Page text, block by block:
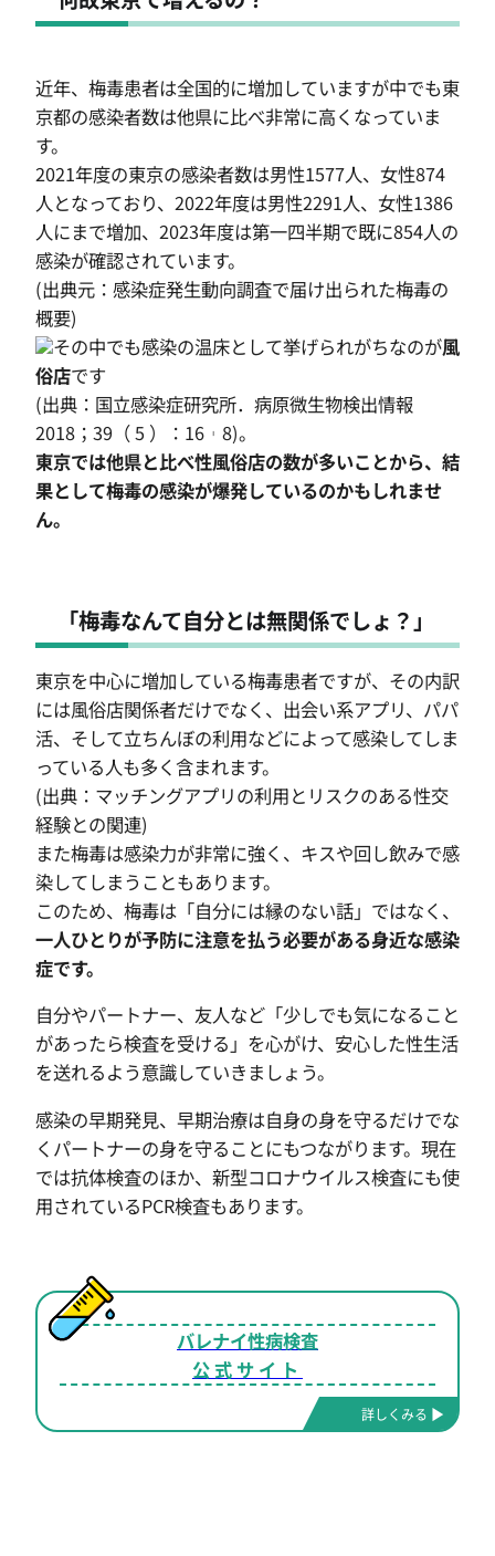
近年、梅毒患者は全国的に増加していますが中でも東
京都の感染者数は他県に比べ非常に高くなっていま
す。
2021年度の東京の感染者数は男性1577人、女性874
人となっており、2022年度は男性2291人、女性1386
人にまで増加、2023年度は第一四半期で既に854人の
感染が確認されています。
(出典元：感染症発生動向調査で届け出られた梅毒の
概要)
その中でも感染の温床として挙げられがちなのが風
俗店です
(出典：国立感染症研究所．病原微生物検出情報
2018；39（ 5 ）：16︲8)。
東京では他県と比べ性風俗店の数が多いことから、結
果として梅毒の感染が爆発しているのかもしれませ
ん。
「梅毒なんて自分とは無関係でしょ？」
東京を中心に増加している梅毒患者ですが、その内訳
には風俗店関係者だけでなく、出会い系アプリ、パパ
活、そして立ちんぼの利用などによって感染してしま
っている人も多く含まれます。
(出典：マッチングアプリの利用とリスクのある性交
経験との関連)
また梅毒は感染力が非常に強く、キスや回し飲みで感
染してしまうこともあります。
このため、梅毒は「自分には縁のない話」ではなく、
一人ひとりが予防に注意を払う必要がある身近な感染
症です。
自分やパートナー、友人など「少しでも気になること
があったら検査を受ける」を心がけ、安心した性生活
を送れるよう意識していきましょう。
感染の早期発見、早期治療は自身の身を守るだけでな
くパートナーの身を守ることにもつながります。現在
では抗体検査のほか、新型コロナウイルス検査にも使
用されているPCR検査もあります。
バレナイ性病検査
公式サイト
詳しくみる ▶︎